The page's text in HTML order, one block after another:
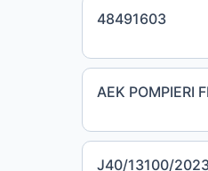
48491603
AEK POMPIERI
J40/13100/